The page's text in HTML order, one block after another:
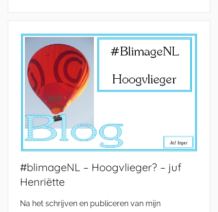
#blimageNL – Hoogvlieger? – juf
Henriëtte
Na het schrijven en publiceren van mijn